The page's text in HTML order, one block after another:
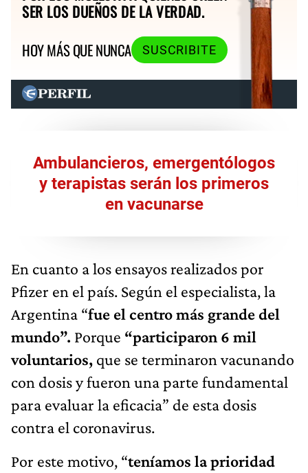
SER LOS DUEÑOS DE LA VERDAD.
HOY MÁS QUE NUNCA
SUSCRIBITE
Ambulancieros, emergentólogos
y terapistas serán los primeros
en vacunarse
En cuanto a los ensayos realizados por
Pfizer en el país. Según el especialista, la
Argentina “fue el centro más grande del
mundo”. Porque “participaron 6 mil
voluntarios, que se terminaron vacunando
con dosis y fueron una parte fundamental
para evaluar la eficacia” de esta dosis
contra el coronavirus.
Por este motivo, “teníamos la prioridad